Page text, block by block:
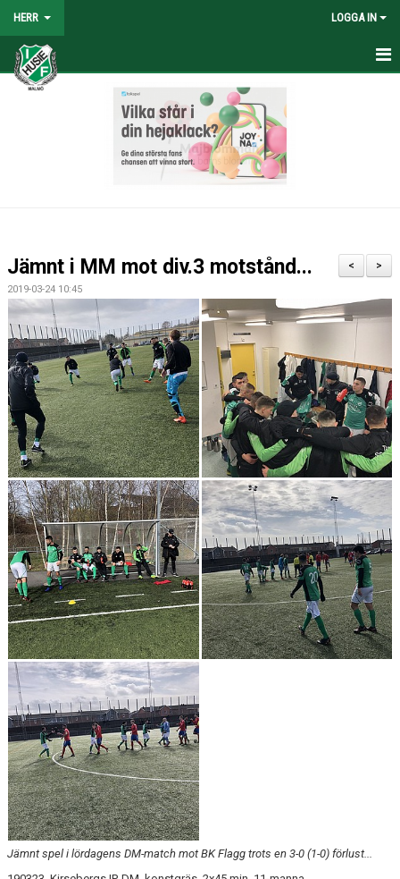
HERR LOGGA IN
HEM
MATCHER
BILDGALLERI
KONTAKT
>
<
Jämnt i MM mot div.3 motstånd...
2019-03-24 10:45
Jämnt spel i lördagens DM-match mot BK Flagg trots en 3-0 (1-0) förlust...